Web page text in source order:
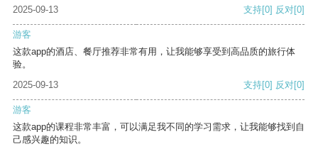
2025-09-13
支持[0] 反对[0]
游客
这款app的酒店、餐厅推荐非常有用，让我能够享受到高品质的旅行体
验。
2025-09-13
支持[0] 反对[0]
游客
这款app的课程非常丰富，可以满足我不同的学习需求，让我能够找到自
己感兴趣的知识。